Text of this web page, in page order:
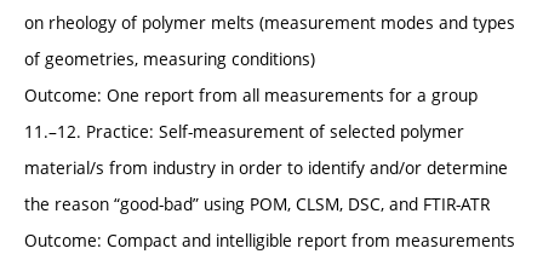
on rheology of polymer melts (measurement modes and types
of geometries, measuring conditions)
Outcome: One report from all measurements for a group
11.–12. Practice: Self-measurement of selected polymer
material/s from industry in order to identify and/or determine
the reason “good-bad” using POM, CLSM, DSC, and FTIR-ATR
Outcome: Compact and intelligible report from measurements